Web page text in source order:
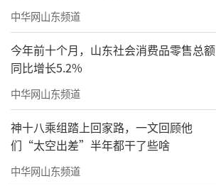
中华网山东频道
今年前十个月，山东社会消费品零售总额
同比增长5.2%
中华网山东频道
神十八乘组踏上回家路，一文回顾他
们“太空出差”半年都干了些啥
中华网山东频道